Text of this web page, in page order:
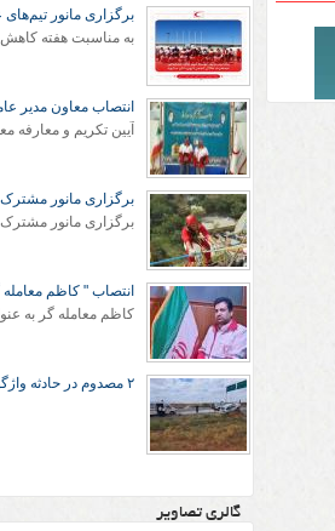
برگزاری مانور
انتصاب معاون مدیر
آیین تکریم و
برگزاری مانور
برگزاری مانور
انتصاب " کاظم
۲ مصدوم در حادثه واژگونی خودرو در محور مشهد به تربت حیدریه
گالری تصاویر